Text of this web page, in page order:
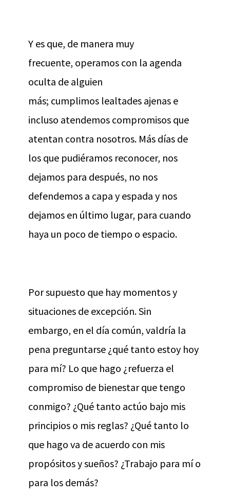
Y es que, de manera muy
frecuente, operamos con la agenda
oculta de alguien
más; cumplimos lealtades ajenas e
incluso atendemos compromisos que
atentan contra nosotros. Más días de
los que pudiéramos reconocer, nos
dejamos para después, no nos
defendemos a capa y espada y nos
dejamos en último lugar, para cuando
haya un poco de tiempo o espacio.
Por supuesto que hay momentos y
situaciones de excepción. Sin
embargo, en el día común, valdría la
pena preguntarse ¿qué tanto estoy hoy
para mí? Lo que hago ¿refuerza el
compromiso de bienestar que tengo
conmigo? ¿Qué tanto actúo bajo mis
principios o mis reglas? ¿Qué tanto lo
que hago va de acuerdo con mis
propósitos y sueños? ¿Trabajo para mí o
para los demás?